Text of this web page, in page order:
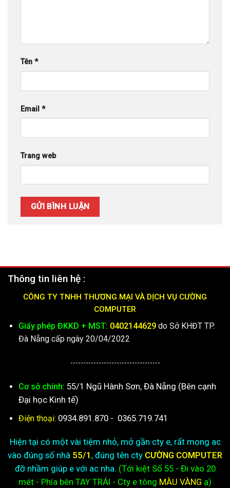
Tên *
Email *
Trang web
Thông tin liên hệ :
CÔNG TY TNHH THƯƠNG MẠI VÀ DỊCH VỤ CƯỜNG
COMPUTER
Giấy phép ĐKKD + MST: 0402144629do Sở KHĐT TP.
Đà Nẵng cấp ngày 20/04/2022
-----------------------------------
Cơ sở chính: 55/1 Ngũ Hành Sơn, Đà Nẵng (Bên cạnh
Đại học Kinh tế)
Điện thoại: 0934.891.870 - 0365.719.741
Hiện tại có một vài tiệm nhỏ, mở gần cty e, rất mong ac
vào đúng số nhà 55/1 , đúng tên cty CƯỜNG COMPUTER
đỡ nhầm giúp e với ac nha. (Tới kiệtSố 55 - Đi vào 20
mét - Phía bên TAY TRÁI - Cty e tông MÀU VÀNG ạ)